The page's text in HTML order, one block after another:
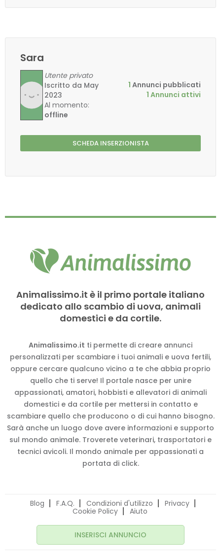
Sara
Utente privato
Iscritto da May
2023
Al momento:
offline
1 Annunci pubblicati
1 Annunci attivi
SCHEDA INSERZIONISTA
Animalissimo.it è il primo portale italiano
dedicato allo scambio di uova, animali
domestici e da cortile.
Animalissimo.it ti permette di creare annunci
personalizzati per scambiare i tuoi animali e uova fertili,
oppure cercare qualcuno vicino a te che abbia proprio
quello che ti serve! Il portale nasce per unire
appassionati, amatori, hobbisti e allevatori di animali
domestici e da cortile per mettersi in contatto e
scambiare quello che producono o di cui hanno bisogno.
Sarà anche un luogo dove avere informazioni e supporto
sul mondo animale. Troverete veterinari, trasportatori e
tecnici avicoli. Il mondo animale per appassionati a
portata di click.
Blog F.A.Q. Condizioni d'utilizzo
Privacy
Cookie Policy
Aiuto
INSERISCI ANNUNCIO